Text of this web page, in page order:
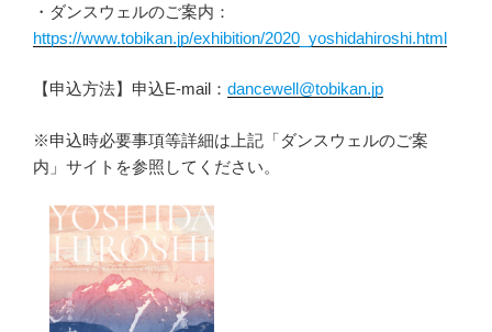
・ダンスウェルのご案内：
https://www.tobikan.jp/exhibition/2020_yoshidahiroshi.html
【申込方法】申込E-mail： dancewell@tobikan.jp
※申込時必要事項等詳細は上記「ダンスウェルのご案
内」サイトを参照してください。